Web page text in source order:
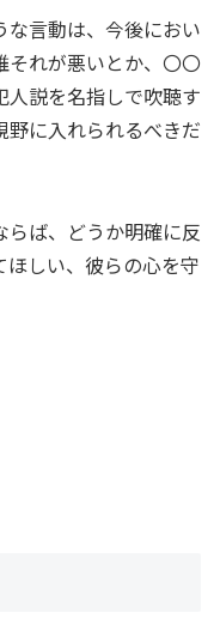
言動は、今後におい
れが悪いとか、〇〇
説を名指しで吹聴す
野に入れられるべきだ
ば、どうか明確に反
しい、彼らの心を守